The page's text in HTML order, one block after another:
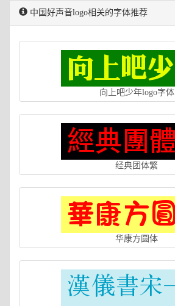
中国好声音logo相关的字体推荐
向上吧少年logo字体
经典团体繁
华康方圆体